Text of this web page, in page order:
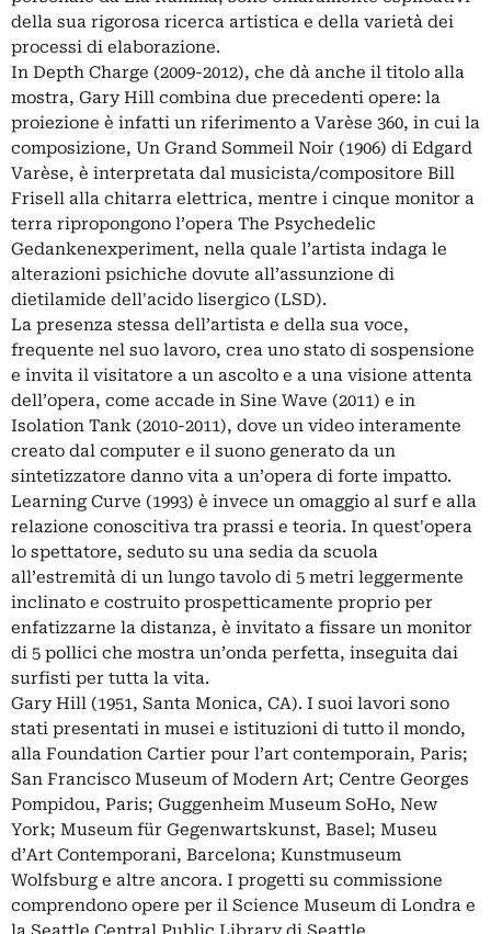
della sua rigorosa ricerca artistica e della varietà dei
processi di elaborazione.
In Depth Charge (2009-2012), che dà anche il titolo alla
mostra, Gary Hill combina due precedenti opere: la
proiezione è infatti un riferimento a Varèse 360, in cui la
composizione, Un Grand Sommeil Noir (1906) di Edgard
Varèse, è interpretata dal musicista/compositore Bill
Frisell alla chitarra elettrica, mentre i cinque monitor a
terra ripropongono l’opera The Psychedelic
Gedankenexperiment, nella quale l’artista indaga le
alterazioni psichiche dovute all’assunzione di
dietilamide dell'acido lisergico (LSD).
La presenza stessa dell’artista e della sua voce,
frequente nel suo lavoro, crea uno stato di sospensione
e invita il visitatore a un ascolto e a una visione attenta
dell’opera, come accade in Sine Wave (2011) e in
Isolation Tank (2010-2011), dove un video interamente
creato dal computer e il suono generato da un
sintetizzatore danno vita a un’opera di forte impatto.
Learning Curve (1993) è invece un omaggio al surf e alla
relazione conoscitiva tra prassi e teoria. In quest'opera
lo spettatore, seduto su una sedia da scuola
all’estremità di un lungo tavolo di 5 metri leggermente
inclinato e costruito prospetticamente proprio per
enfatizzarne la distanza, è invitato a fissare un monitor
di 5 pollici che mostra un’onda perfetta, inseguita dai
surfisti per tutta la vita.
Gary Hill (1951, Santa Monica, CA). I suoi lavori sono
stati presentati in musei e istituzioni di tutto il mondo,
alla Foundation Cartier pour l’art contemporain, Paris;
San Francisco Museum of Modern Art; Centre Georges
Pompidou, Paris; Guggenheim Museum SoHo, New
York; Museum für Gegenwartskunst, Basel; Museu
d’Art Contemporani, Barcelona; Kunstmuseum
Wolfsburg e altre ancora. I progetti su commissione
comprendono opere per il Science Museum di Londra e